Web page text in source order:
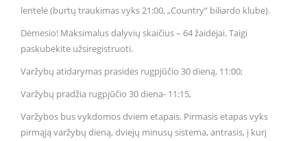
lentelė (burtų traukimas vyks 21:00, „Country“ biliardo klube).
Dėmesio! Maksimalus dalyvių skaičius – 64 žaidėjai. Taigi
paskubėkite užsiregistruoti.
Varžybų atidarymas prasidės rugpjūčio 30 dieną, 11:00;
Varžybų pradžia rugpjūčio 30 diena- 11:15,
Varžybos bus vykdomos dviem etapais. Pirmasis etapas vyks
pirmąją varžybų dieną, dviejų minusų sistema, antrasis, į kurį